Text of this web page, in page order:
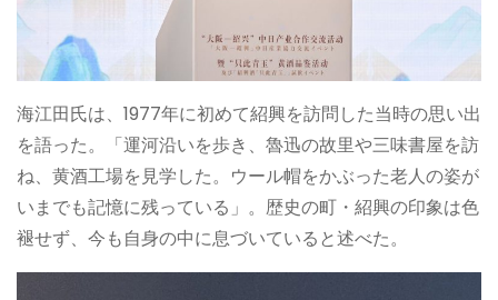
海江田氏は、1977年に初めて紹興を訪問した当時の思い出
を語った。「運河沿いを歩き、魯迅の故里や三味書屋を訪
ね、黄酒工場を見学した。ウール帽をかぶった老人の姿が
いまでも記憶に残っている」。歴史の町・紹興の印象は色
褪せず、今も自身の中に息づいていると述べた。